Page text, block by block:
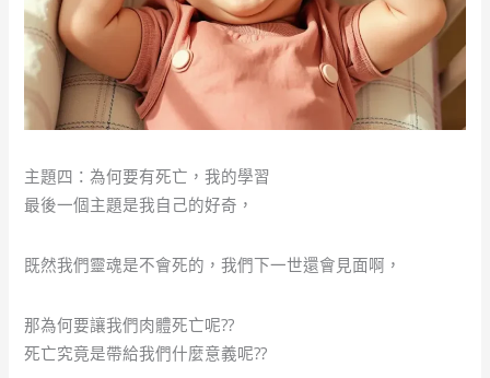
主題四：為何要有死亡，我的學習
最後一個主題是我自己的好奇，
既然我們靈魂是不會死的，我們下一世還會見面啊，
那為何要讓我們肉體死亡呢??
死亡究竟是帶給我們什麼意義呢??